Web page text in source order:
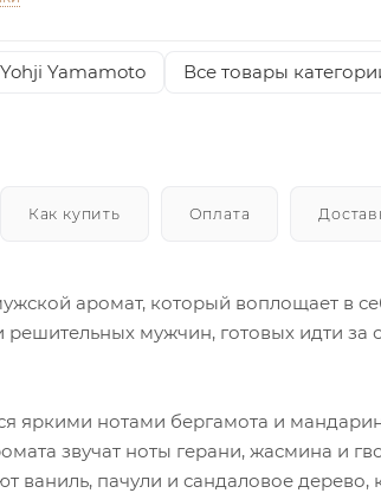
Yamamoto Все товары
Как купить Оплата
аромат, который воплощает в
мужчин, готовых идти за
яркими нотами бергамота и
звучат ноты герани, жасмина и
ваниль, пачули и сандаловое